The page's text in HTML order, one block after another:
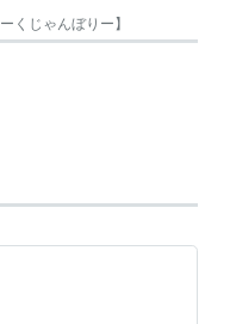
くじゃんぼりー】